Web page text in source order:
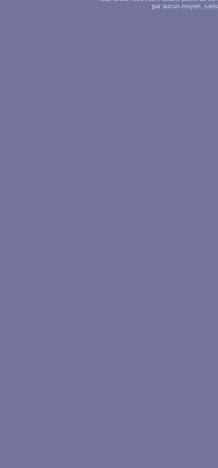
par aucun moyen,